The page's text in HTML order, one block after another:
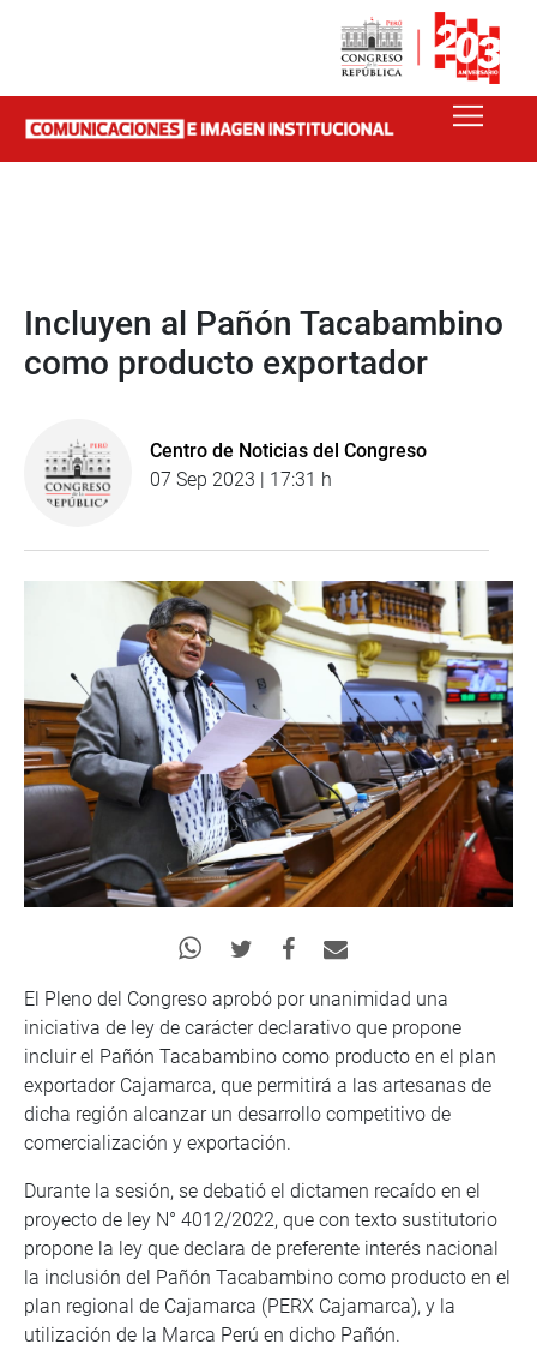
Incluyen al Pañón Tacabambino
como producto exportador
Centro de Noticias del Congreso
07 Sep 2023 | 17:31 h
El Pleno del Congreso aprobó por unanimidad una
iniciativa de ley de carácter declarativo que propone
incluir el Pañón Tacabambino como producto en el plan
exportador Cajamarca, que permitirá a las artesanas de
dicha región alcanzar un desarrollo competitivo de
comercialización y exportación.
Durante la sesión, se debatió el dictamen recaído en el
proyecto de ley N° 4012/2022, que con texto sustitutorio
propone la ley que declara de preferente interés nacional
la inclusión del Pañón Tacabambino como producto en el
plan regional de Cajamarca (PERX Cajamarca), y la
utilización de la Marca Perú en dicho Pañón.